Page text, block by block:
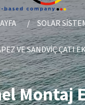
SOLAR
VE SANDVIÇ ÇATI
Montaj